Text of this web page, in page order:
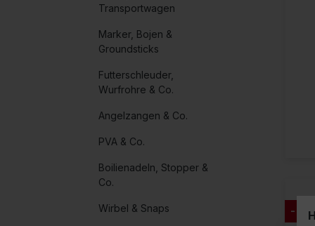
Transportwagen
Marker, Bojen &
Groundsticks
Futterschleuder,
Wurfrohre & Co.
Angelzangen & Co.
PVA & Co.
Boilienadeln, Stopper &
Co.
Wirbel & Snaps - 9%